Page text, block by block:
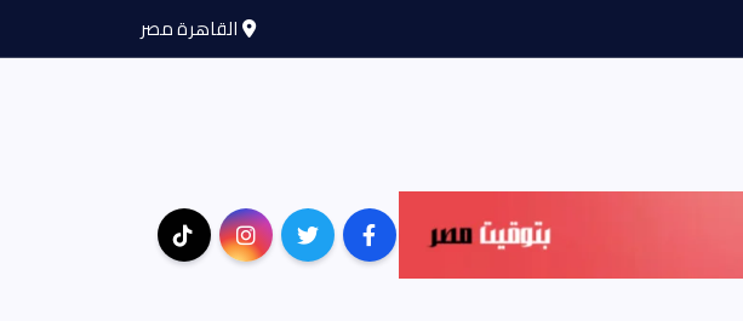
القاهرة مصر